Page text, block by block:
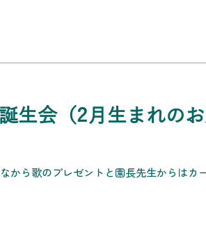
生会（2月生まれの
から歌のプレゼントと園長先生からはカ